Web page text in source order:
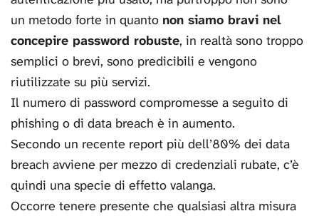
un metodo forte in quanto non siamo bravi nel
concepire password robuste, in realtà sono troppo
semplici o brevi, sono predicibili e vengono
riutilizzate su più servizi.
Il numero di password compromesse a seguito di
phishing o di data breach è in aumento.
Secondo un recente report più dell’80% dei data
breach avviene per mezzo di credenziali rubate, c’è
quindi una specie di effetto valanga.
Occorre tenere presente che qualsiasi altra misura